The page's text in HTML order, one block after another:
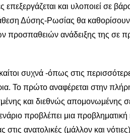
επεξεργάζεται και υλοποιεί σε
Δύσης-Ρωσίας θα καθορίσουν
προσπαθειών ανάδειξης της σε
συχνά -όπως στις
Το πρώτο αναφέρεται στην
και διεθνώς απομονωμένης
προβλέπει μια
ανατολικές (μάλλον και